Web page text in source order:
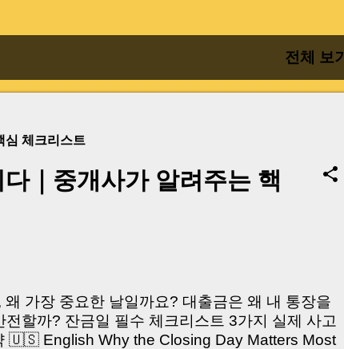
전체 보기
심 체크리스트
｜중개사가 알려주는 핵
가장 중요한 날일까요? 대출금은 왜 내 통장을
할까? 잔금일 필수 체크리스트 3가지 실제 사고
🇺🇸 English Why the Closing Day Matters Most